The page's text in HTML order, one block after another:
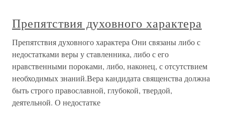
Препятствия духовного характера
Препятствия духовного характера Они связаны либо с
недостатками веры у ставленника, либо с его
нравственными пороками, либо, наконец, с отсутствием
необходимых знаний.Вера кандидата священства должна
быть строго православной, глубокой, твердой,
деятельной. О недостатке